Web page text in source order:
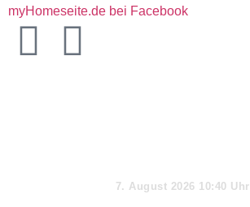
myHomeseite.de bei Facebook
7. August 2026 10:40 Uhr